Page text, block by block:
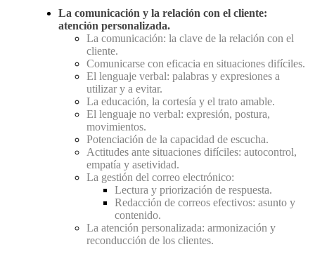
La comunicación y la relación con el cliente:
atención personalizada.
La comunicación: la clave de la relación con el
cliente.
Comunicarse con eficacia en situaciones difíciles.
El lenguaje verbal: palabras y expresiones a
utilizar y a evitar.
La educación, la cortesía y el trato amable.
El lenguaje no verbal: expresión, postura,
movimientos.
Potenciación de la capacidad de escucha.
Actitudes ante situaciones difíciles: autocontrol,
empatía y asetividad.
La gestión del correo electrónico:
Lectura y priorización de respuesta.
Redacción de correos efectivos: asunto y
contenido.
La atención personalizada: armonización y
reconducción de los clientes.